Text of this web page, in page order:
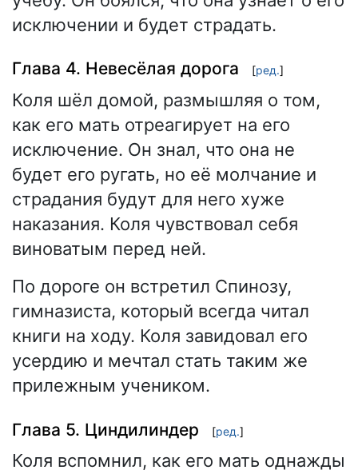
исключении и будет страдать.
Глава 4. Невесёлая дорога [ред.]
Коля шёл домой, размышляя о том,
как его мать отреагирует на его
исключение. Он знал, что она не
будет его ругать, но её молчание и
страдания будут для него хуже
наказания. Коля чувствовал себя
виноватым перед ней.
По дороге он встретил Спинозу,
гимназиста, который всегда читал
книги на ходу. Коля завидовал его
усердию и мечтал стать таким же
прилежным учеником.
Глава 5. Циндилиндер [ред.]
Коля вспомнил, как его мать однажды